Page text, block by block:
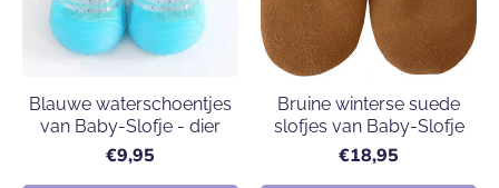
Blauwe waterschoentjes
van Baby-Slofje - dier
€9,95
Bruine winterse suede
slofjes van Baby-Slofje
€18,95